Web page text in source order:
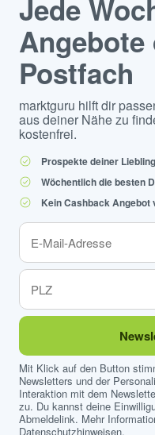
Jede
Postfach
marktguru hilft dir
aus deiner Nähe zu
kostenfrei.
Prospekte deiner
Wöchentlich die besten
Kein Cashback Angebot
Mit Klick auf den Button
Newsletters und der
Interaktion mit dem
zu. Du kannst deine
Abmeldelink. Mehr
Datenschutzhinweisen.